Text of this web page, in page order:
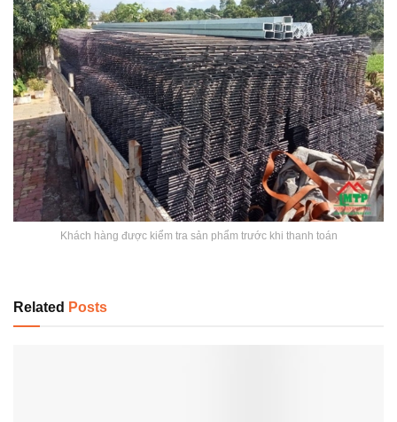
Khách hàng được kiểm tra sản phẩm trước khi thanh toán
Related Posts